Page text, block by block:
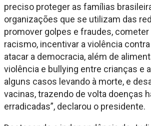
preciso proteger as famílias
organizações que se utilizam das
promover golpes e fraudes,
racismo, incentivar a violência
atacar a democracia, além de
violência e bullying entre crianças e
alguns casos levando à morte, e
vacinas, trazendo de volta doenças
erradicadas”, declarou o presidente.